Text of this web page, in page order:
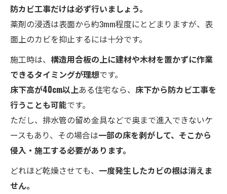
防カビ工事だけは必ず行いましょう。
薬剤の浸透は表面から約3mm程度にとどまりますが、表
面上のカビを抑止するには十分です。
施工時は、 構造用合板の上に建材や木材を置かずに作業
できるタイミングが理想です。
床下高が40cm以上ある住宅なら、 床下から防カビ工事を
行うことも可能です。
ただし、排水管の留め金具などで奥まで進入できないケ
ースもあり、その場合は一部の床を剥がして、そこから
侵入・施工する必要があります。
どれほど乾燥させても、 一度発生したカビの根は消えま
せん。